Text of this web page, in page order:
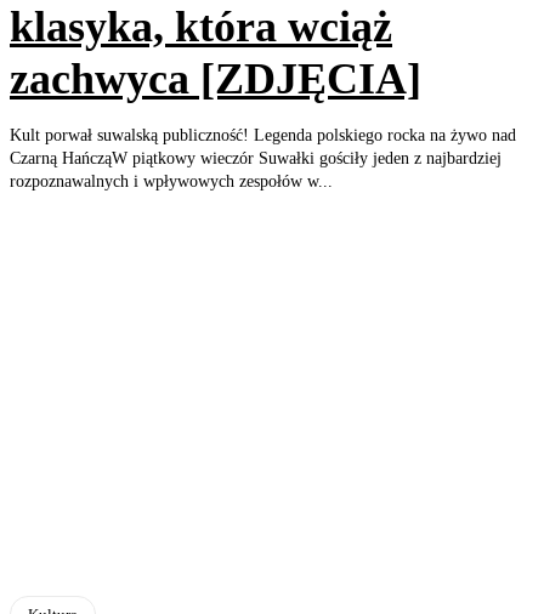
klasyka, która wciąż
zachwyca [ZDJĘCIA]
Kult porwał suwalską publiczność! Legenda polskiego rocka na żywo nad
Czarną HańcząW piątkowy wieczór Suwałki gościły jeden z najbardziej
rozpoznawalnych i wpływowych zespołów w...